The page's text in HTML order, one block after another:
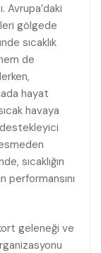
gölgede
sıcaklık
de
hayat
havaya
sıcaklığın
performansını
geleneği ve